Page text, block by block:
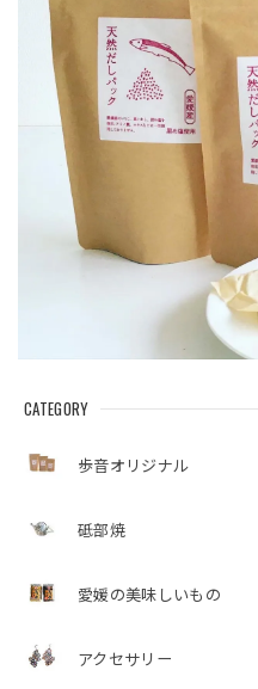
CATEGORY
歩音オリジナル
砥部焼
愛媛の美味しいもの
アクセサリー